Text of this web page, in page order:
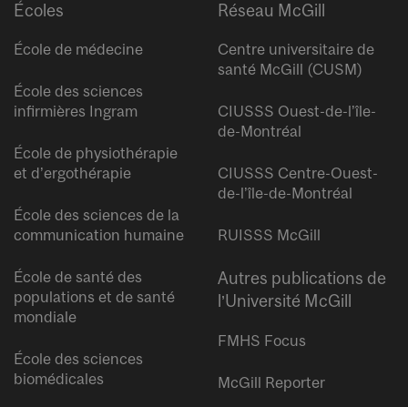
Écoles
École de médecine
École des sciences
infirmières Ingram
École de physiothérapie
et d’ergothérapie
École des sciences de la
communication humaine
École de santé des
populations et de santé
mondiale
École des sciences
biomédicales
Réseau McGill
Centre universitaire de
santé McGill (CUSM)
CIUSSS Ouest-de-l’île-
de-Montréal
CIUSSS Centre-Ouest-
de-l’île-de-Montréal
RUISSS McGill
Autres publications de
l’Université McGill
FMHS Focus
McGill Reporter